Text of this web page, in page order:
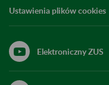
Ustawienia plików cookies
Elektroniczny ZUS